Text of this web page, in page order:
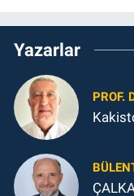
Yazarlar
PROF.